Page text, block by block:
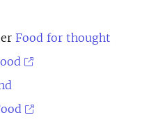
Food for thought